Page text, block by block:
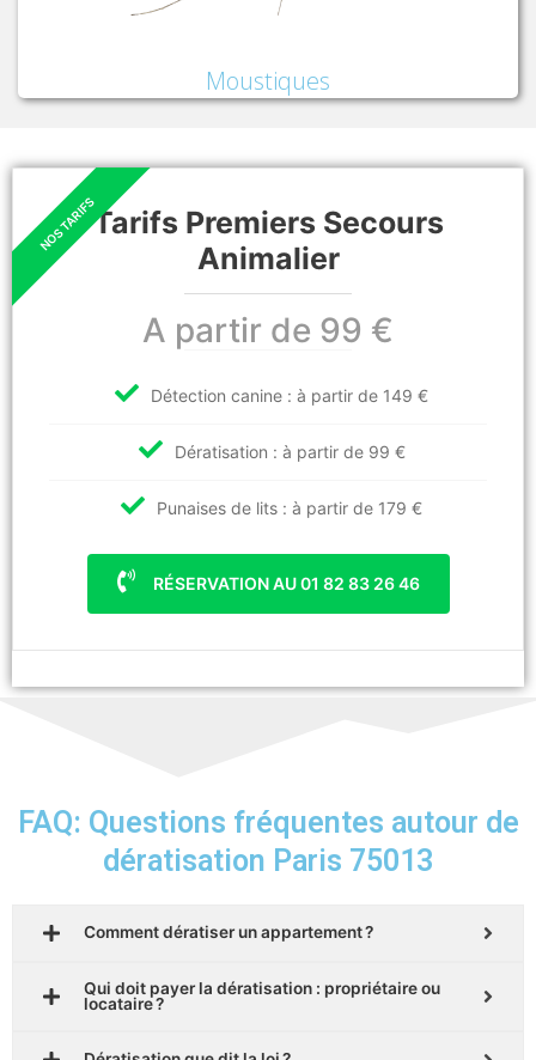
Moustiques
Tarifs Premiers Secours
Animalier
A partir de 99 €
Détection canine : à partir de 149 €
Dératisation : à partir de 99 €
Punaises de lits : à partir de 179 €
RÉSERVATION AU 01 82 83 26 46
FAQ: Questions fréquentes autour de
dératisation Paris 75013
Comment dératiser un appartement ?
Qui doit payer la dératisation : propriétaire ou
locataire ?